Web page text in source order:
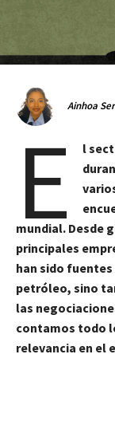
Ainhoa
E
l
mundial. Desde
principales
han sido
petróleo, sino
las
contamos todo
relevancia en el